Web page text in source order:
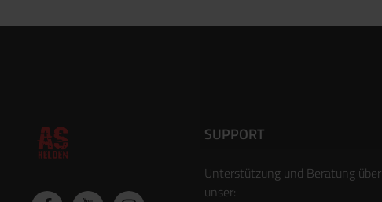
SUPPORT
Unterstützung und Beratung über
unser: